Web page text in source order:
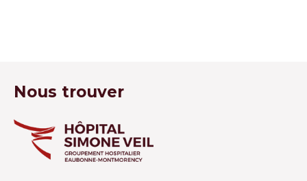
Nous trouver